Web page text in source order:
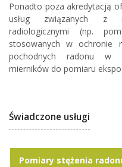
Ponadto poza akredytacją
usług związanych z
radiologicznymi (np.
stosowanych w ochronie
pochodnych radonu w
mierników do pomiaru
Świadczone usługi
Pomiary stężenia